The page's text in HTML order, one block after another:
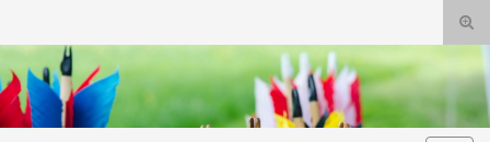
Search for: